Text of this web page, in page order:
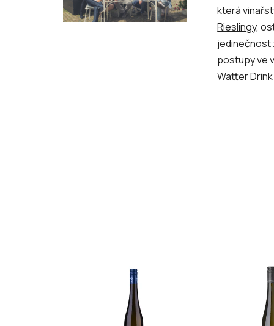
která
Rieslingy,
jedinečnost
postupy ve
Watter